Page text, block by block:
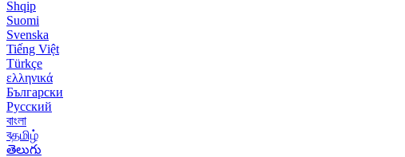
Shqip
Suomi
Svenska
Tiếng Việt
Türkçe
ελληνικά
Български
Русский
বাংলা
বதமிழ்
తెలుగు